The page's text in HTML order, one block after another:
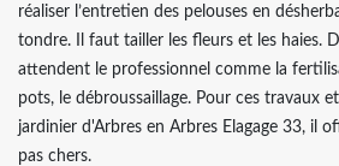
réaliser l’entretien des pelouses en
tondre. Il faut tailler les fleurs et les haies.
attendent le professionnel comme la
pots, le débroussaillage. Pour ces travaux
jardinier d'Arbres en Arbres Elagage 33, il
pas chers.